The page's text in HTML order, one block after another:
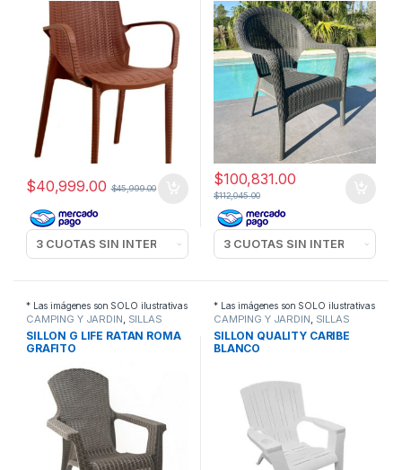
$40,999.00 $45,999.00
$100,831.00
$112,045.00
* Las imágenes son SOLO ilustrativas
CAMPING Y JARDIN, SILLAS
SILLON G LIFE RATAN ROMA
GRAFITO
* Las imágenes son SOLO ilustrativas
CAMPING Y JARDIN, SILLAS
SILLON QUALITY CARIBE
BLANCO